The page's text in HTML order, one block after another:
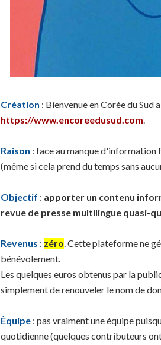
Création : Bienvenue en Corée du Sud
https://www.encoreedusud.com.
Raison : face au manque d'information
(même si cela prend du temps sans
Objectif : apporter un contenu
revue de presse multilingue quasi-
Revenus : zéro. Cette plateforme ne
bénévolement.
Les quelques euros obtenus par la
simplement de renouveler le nom de
Équipe : pas vraiment une équipe
quotidienne (quelques contributeurs